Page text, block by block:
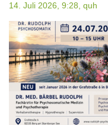
14. Juli 2026, 9:28, quh